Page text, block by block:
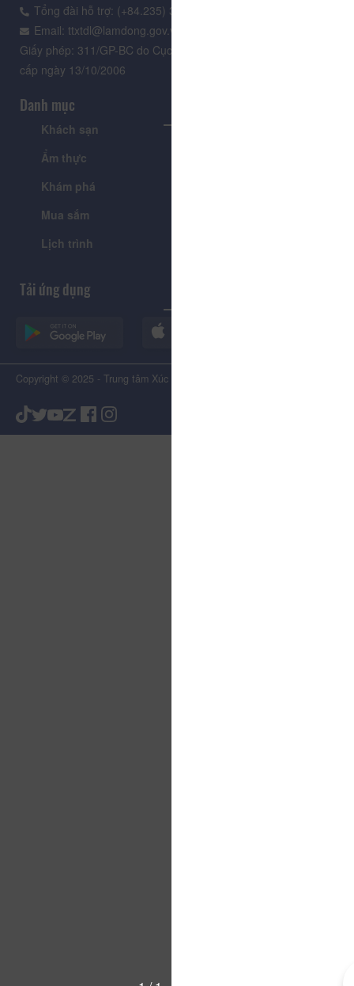
Tổng đài hỗ trợ: (+84.235) 3.916.961
Email: ttxtdl@lamdong.gov.vn
Giấy phép: 311/GP-BC do Cục Báo chí - Bộ Văn hóa Thông tin
cấp ngày 13/10/2006
Danh mục
Khách sạn
Ẩm thực
Khám phá
Mua sắm
Lịch trình
Tải ứng dụng
Copyright © 2025 - Trung tâm Xúc tiến Du lịch Tỉnh Lâm Đồng